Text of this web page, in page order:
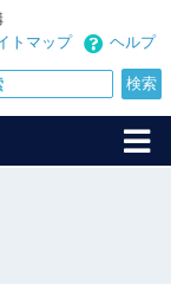
ヘルプ
トマップ